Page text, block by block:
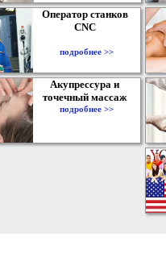
Оператор станков
CNC
подробнее >>
Акупрессура и
точечный массаж
подробнее >>